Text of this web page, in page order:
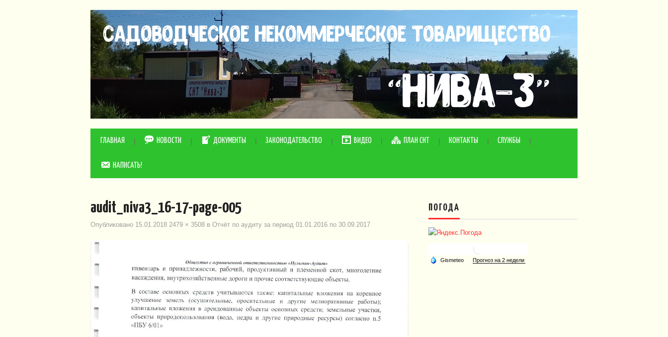
ГЛАВНАЯ НОВОСТИ ДОКУМЕНТЫ ЗАКОНОДАТЕЛЬСТВО ВИДЕО ПЛАН СНТ КОНТАКТЫ СЛУЖБЫ
НАПИСАТЬ!
audit_niva3_16-17-page-005
Опубликовано 15.01.2018 2479 × 3508 в Отчёт по аудиту за период 01.01.2016 по 30.09.2017
ПОГОДА